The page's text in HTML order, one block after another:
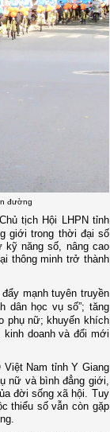
đường
tịch Hội LHPN tỉnh
giới trong thời đại số
kỹ năng số, nâng cao
thông minh trở thành
mạnh tuyên truyền
dân học vụ số”; tăng
phụ nữ; khuyến khích
doanh và đổi mới
Nam tỉnh Y Giang
nữ và bình đẳng giới,
đời sống xã hội. Tuy
thiểu số vẫn còn gặp